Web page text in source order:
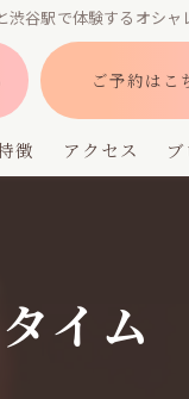
渋谷駅で体験するオシャ
ご予約はこ
徴 アクセス
イム